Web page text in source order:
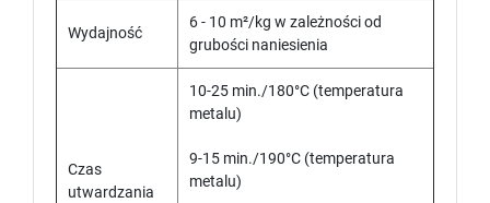
Wydajność
6 - 10 m²/kg w zależności od
grubości naniesienia
Czas
utwardzania
10-25 min./180°C (temperatura
metalu)
9-15 min./190°C (temperatura
metalu)